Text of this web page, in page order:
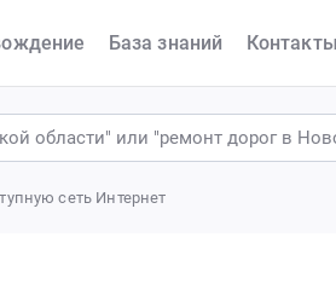
База знаний Контакты
сеть Интернет